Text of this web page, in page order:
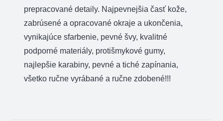
prepracované detaily. Najpevnejšia časť kože,
zabrúsené a opracované okraje a ukončenia,
vynikajúce sfarbenie, pevné švy, kvalitné
podporné materiály, protišmykové gumy,
najlepšie karabiny, pevné a tiché zapínania,
všetko ručne vyrábané a ručne zdobené!!!